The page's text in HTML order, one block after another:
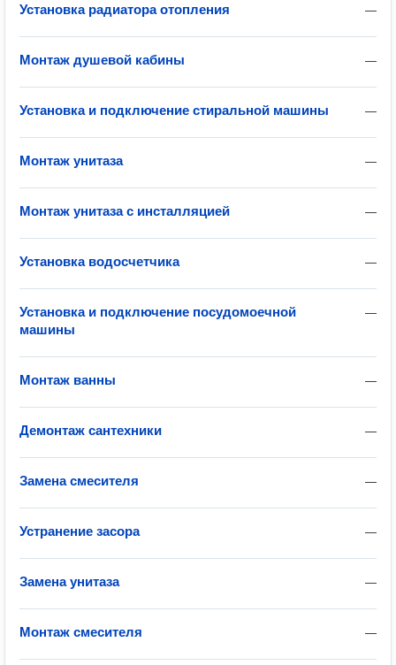
—
Установка радиатора отопления
—
Монтаж душевой кабины
—
Установка и подключение стиральной машины
—
Монтаж унитаза
—
Монтаж унитаза с инсталляцией
—
Установка водосчетчика
—
Установка и подключение посудомоечной
машины
—
Монтаж ванны
—
Демонтаж сантехники
—
Замена смесителя
—
Устранение засора
—
Замена унитаза
—
Монтаж смесителя